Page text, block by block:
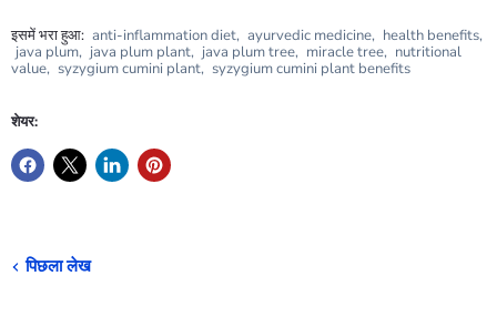
इसमें भरा हुआ: anti-inflammation diet, ayurvedic medicine, health benefits,
java plum, java plum plant, java plum tree, miracle tree, nutritional
value, syzygium cumini plant, syzygium cumini plant benefits
शेयर:
पिछला लेख